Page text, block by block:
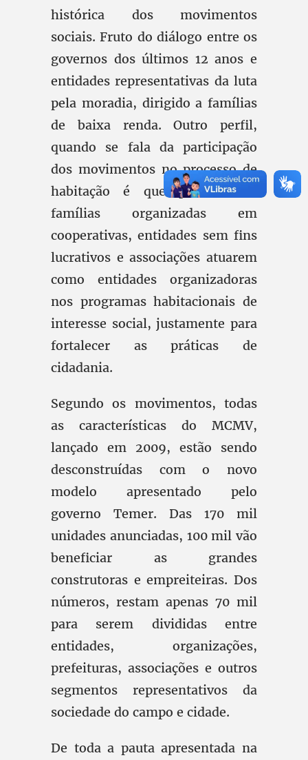
histórica dos movimentos
sociais. Fruto do diálogo entre os
governos dos últimos 12 anos e
entidades representativas da luta
pela moradia, dirigido a famílias
de baixa renda. Outro perfil,
quando se fala da participação
dos movimentos no processo de
habitação é que permitia às
famílias organizadas em
cooperativas, entidades sem fins
lucrativos e associações atuarem
como entidades organizadoras
nos programas habitacionais de
interesse social, justamente para
fortalecer as práticas de
cidadania.
Segundo os movimentos, todas
as características do MCMV,
lançado em 2009, estão sendo
desconstruídas com o novo
modelo apresentado pelo
governo Temer. Das 170 mil
unidades anunciadas, 100 mil vão
beneficiar as grandes
construtoras e empreiteiras. Dos
números, restam apenas 70 mil
para serem divididas entre
entidades, organizações,
prefeituras, associações e outros
segmentos representativos da
sociedade do campo e cidade.
De toda a pauta apresentada na